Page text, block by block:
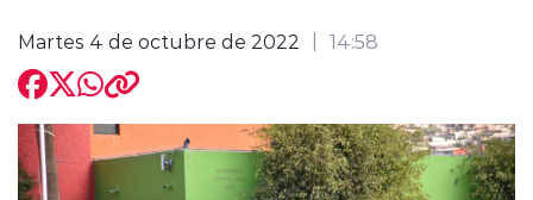
Deportes
Internacional
Regiones al Aire
Martes 4 de octubre de 2022 14:58